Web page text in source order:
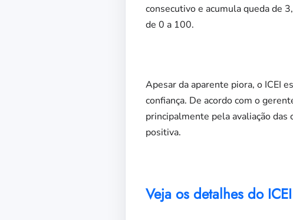
consecutivo e acumula queda de
de 0 a 100.
Apesar da aparente piora, o ICEI
confiança. De acordo com o
principalmente pela avaliação
positiva.
Veja os detalhes do ICEI